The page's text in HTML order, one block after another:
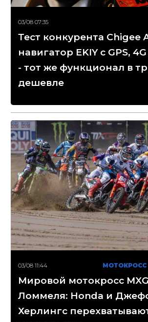
03/08 07:35
Тест конкурента Chigee
навигатор EKIY с GPS,
- тот же функционал в
дешевле
03/08 11:44 МОТОКРОСС
Мировой мотокросс
Ломмеля: Honda и
Херлингс